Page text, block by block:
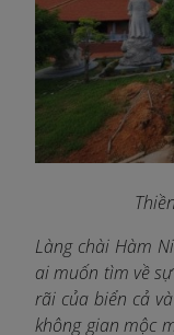
Làng chài Hàm
ai muốn tìm về
rãi của biển cả
không gian mộc